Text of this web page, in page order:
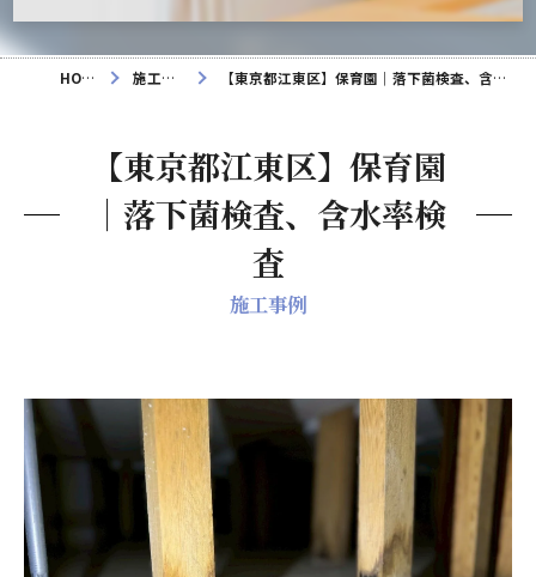
HOME 施工事例 【東京都江東区】保育園｜落下菌検査、含水率検査
施工事例
【東京都江東区】保育園
｜落下菌検査、含水率検
査